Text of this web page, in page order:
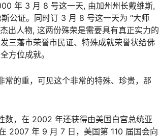
年 3 月 8 号这一天, 由加州州长戴维斯,
公证。同时订 3 月 8 号这一天为 “大师
出人物, 这两份殊荣是需要具有真正实力的
三藩市荣誉市民证、特殊成就荣誉状给佛
方位成就。
的重，可见这个非常的特殊、珍贵，那
数，在 2002 年还获得由美国白宫总统亚
2007 年 9 月 7 日，美国第 110 届国会向